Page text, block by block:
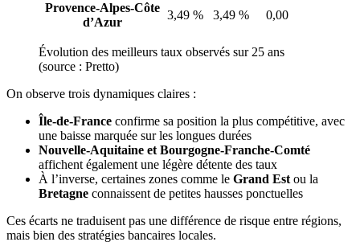
Provence-Alpes-Côte
d’Azur
3,49 % 3,49 % 0,00
Évolution des meilleurs taux observés sur 25 ans
(source : Pretto)
On observe trois dynamiques claires :
Île-de-France confirme sa position la plus compétitive, avec
une baisse marquée sur les longues durées
Nouvelle-Aquitaine et Bourgogne-Franche-Comté
affichent également une légère détente des taux
À l’inverse, certaines zones comme le Grand Est ou la
Bretagne connaissent de petites hausses ponctuelles
Ces écarts ne traduisent pas une différence de risque entre régions,
mais bien des stratégies bancaires locales.